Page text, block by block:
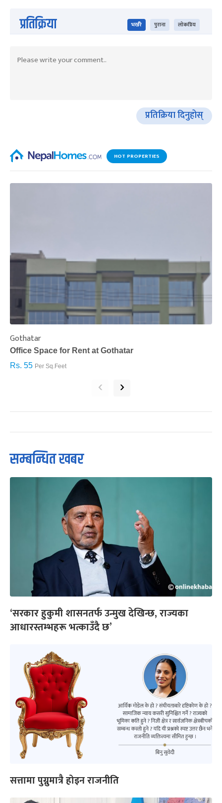
प्रतिक्रिया भर्खरै पुराना लोकप्रिय
प्रतिक्रिया दिनुहोस्
HOT PROPERTIES
Gothatar
Office Space for Rent at Gothatar
Rs. 55 Per Sq.Feet
‹ ›
सम्बन्धित खबर
‘सरकार हुकुमी शासनतर्फ उन्मुख देखिन्छ, राज्यका
आधारस्तम्भहरू भत्काउँदै छ’
सत्तामा पुग्नुमात्रै होइन राजनीति